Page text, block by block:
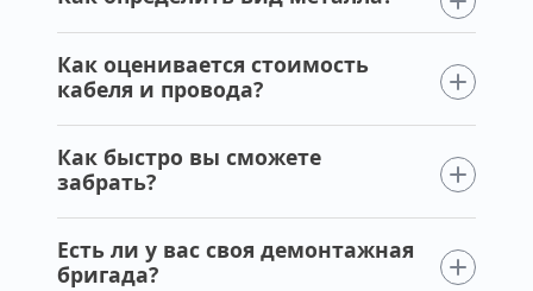
Как оценивается стоимость
кабеля и провода?
Как быстро вы сможете
забрать?
Есть ли у вас своя демонтажная
бригада?